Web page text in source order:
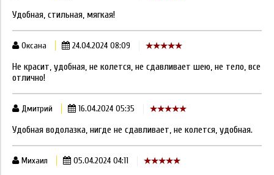
Удобная, стильная, мягкая!
Оксана 24.04.2024 08:09
Не красит, удобная, не колется, не сдавливает шею, не тело, все
отлично!
Дмитрий 16.04.2024 05:35
Удобная водолазка, нигде не сдавливает, не колется, удобная.
Михаил 05.04.2024 04:11